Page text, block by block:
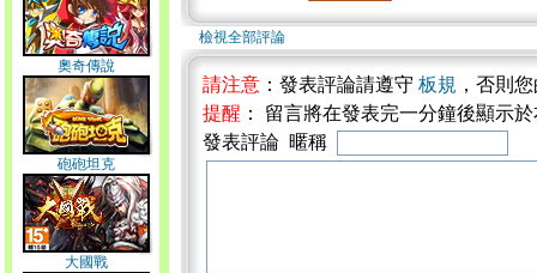
奧奇傳說
砲砲坦克
大國戰
檢視全部評論
請注意 ：發表評論請遵守 板規 ，否則
提醒 ： 留言將在發表完一分鐘後顯示
發表評論 暱稱